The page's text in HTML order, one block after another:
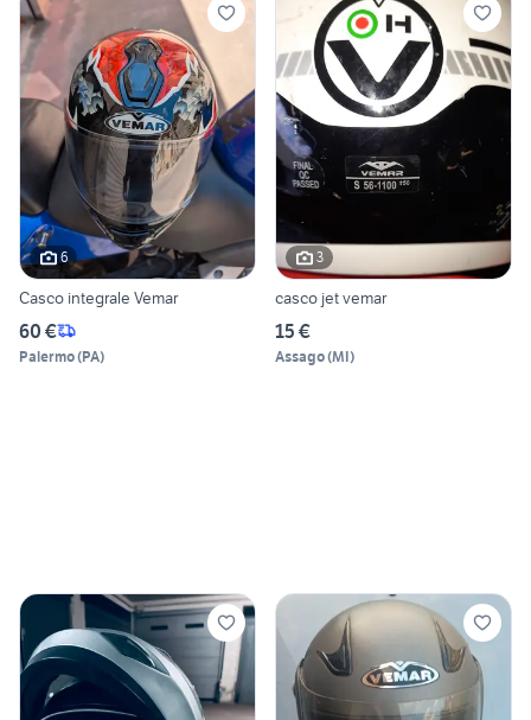
6
Casco integrale Vemar
60 €
Palermo(PA)
3
casco jet vemar
15 €
Assago(MI)